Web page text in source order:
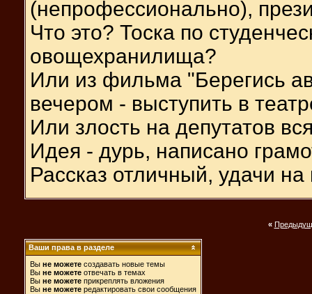
(непрофессионально),
Что это? Тоска по
овощехранилища?
Или из фильма "Берегись
вечером - выступить в
Или злость на депутатов
Идея - дурь, написано
Рассказ отличный, удачи на
«
Ваши права в разделе
Вы не можете создавать новые темы
Вы не можете отвечать в темах
Вы не можете прикреплять вложения
Вы не можете редактировать свои сообщения